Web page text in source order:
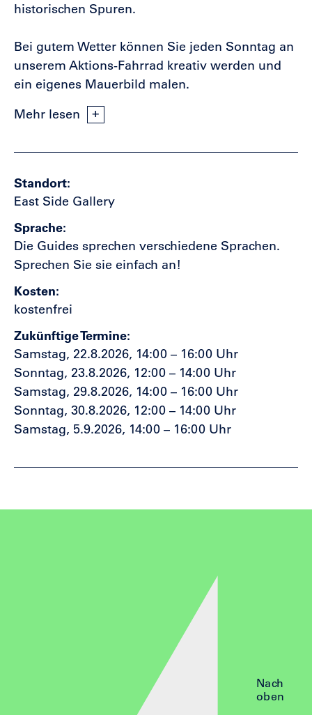
historischen Spuren.
Bei gutem Wetter können Sie jeden Sonntag an
unserem Aktions-Fahrrad kreativ werden und
ein eigenes Mauerbild malen.
Mehr lesen
Standort
East Side Gallery
Sprache
Die Guides sprechen verschiedene Sprachen.
Sprechen Sie sie einfach an!
Kosten
kostenfrei
Zukünftige Termine
Samstag, 22.8.2026, 14:00 – 16:00 Uhr
Sonntag, 23.8.2026, 12:00 – 14:00 Uhr
Samstag, 29.8.2026, 14:00 – 16:00 Uhr
Sonntag, 30.8.2026, 12:00 – 14:00 Uhr
Samstag, 5.9.2026, 14:00 – 16:00 Uhr
Nach
oben